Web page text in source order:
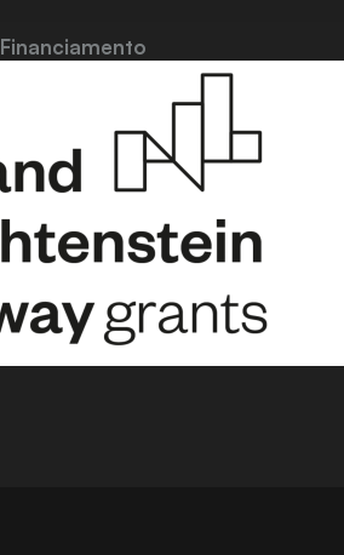
Financiamento